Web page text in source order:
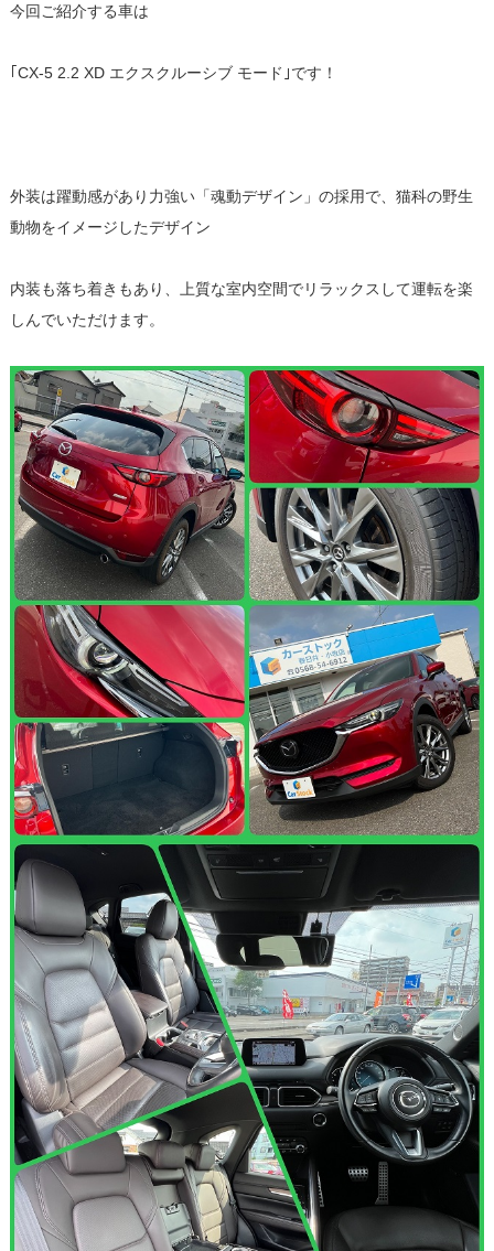
今回ご紹介する車は
｢CX-5 2.2 XD エクスクルーシブ モード｣です！
外装は躍動感があり力強い「魂動デザイン」の採用で、猫科の野生
動物をイメージしたデザイン
内装も落ち着きもあり、上質な室内空間でリラックスして運転を楽
しんでいただけます。